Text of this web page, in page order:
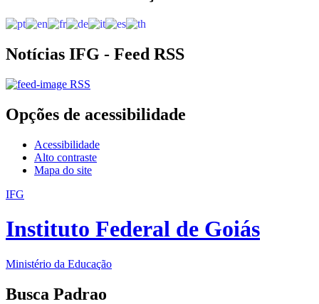
Notícias IFG - Feed RSS
RSS
Opções de acessibilidade
Acessibilidade
Alto contraste
Mapa do site
IFG
Instituto Federal de Goiás
Ministério da Educação
Busca Padrao